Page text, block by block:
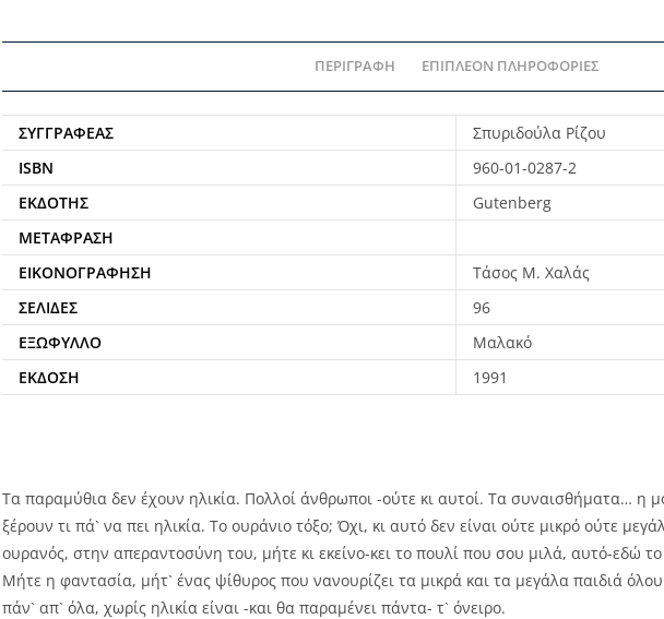
ΠΕΡΙΓΡΑΦΉ ΕΠΙΠΛΈΟΝ ΠΛΗΡΟΦΟΡΊΕΣ
ΣΥΓΓΡΑΦΈΑΣ
Σπυριδούλα Ρίζου
ISBN
960-01-0287-2
ΕΚΔΌΤΗΣ
Gutenberg
ΜΕΤΆΦΡΑΣΗ
ΕΙΚΟΝΟΓΡΆΦΗΣΗ
Τάσος Μ. Χαλάς
ΣΕΛΊΔΕΣ
96
ΕΞΏΦΥΛΛΟ
Μαλακό
ΈΚΔΟΣΗ
1991
Τα παραμύθια δεν έχουν ηλικία. Πολλοί άνθρωποι -ούτε κι αυτοί. Τα συναισθήματα… η
ξέρουν τι πά` να πει ηλικία. Το ουράνιο τόξο; Όχι, κι αυτό δεν είναι ούτε μικρό ούτε
ουρανός, στην απεραντοσύνη του, μήτε κι εκείνο-κει το πουλί που σου μιλά, αυτό-εδώ
Μήτε η φαντασία, μήτ` ένας ψίθυρος που νανουρίζει τα μικρά και τα μεγάλα παιδιά
πάν` απ` όλα, χωρίς ηλικία είναι -και θα παραμένει πάντα- τ` όνειρο.